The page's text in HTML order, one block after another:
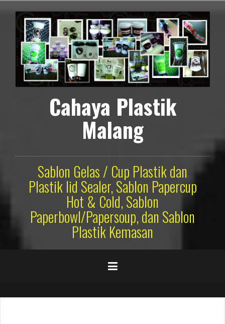
konten
Cahaya Plastik
Malang
Sablon Gelas / Cup Plastik dan
Plastik lid Sealer, Sablon Papercup
Hot & Cold, Sablon
Paperbowl/Papersoup, dan Sablon
Plastik Kemasan